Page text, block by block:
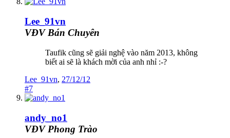
Lee_91vn
VĐV Bán Chuyên
Taufik cũng sẽ giải nghệ vào năm 2013, không
biết ai sẽ là khách mời của anh nhỉ :-?
Lee_91vn, 27/12/12
#7
andy_no1
VĐV Phong Trào